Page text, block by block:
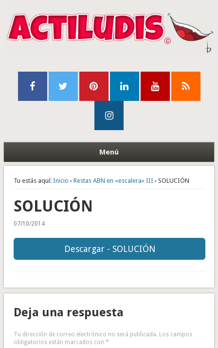
Menú
Tu estás aquí: Inicio › Restas ABN en «escalera» III › SOLUCIÓN
SOLUCIÓN
07/10/2014
Descargar - SOLUCIÓN
Deja una respuesta
Tu dirección de correo electrónico no será publicada. Los campos
obligatorios están marcados con *